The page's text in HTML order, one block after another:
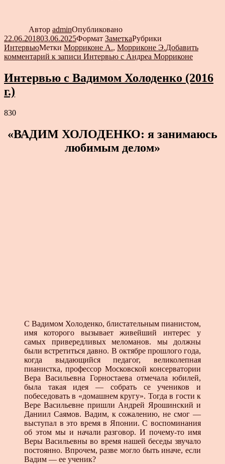
Автор adminОпубликовано
22.06.201803.06.2025Формат ЗаметкаРубрики
ИнтервьюМетки Морриконе А., Морриконе Э.Добавить
комментарий к записи Интервью с Андреа Морриконе
Интервью с Вадимом Холоденко (2016
г.)
830
«ВАДИМ ХОЛОДЕНКО: я занимаюсь
любимым делом»
С Вадимом Холоденко, блистательным пианистом,
имя которого вызывает живейший интерес у
самых привередливых меломанов. мы должны
были встретиться давно. В октябре прошлого года,
когда выдающийся педагог, великолепная
пианистка, профессор Московской консерватории
Вера Васильевна Горностаева отмечала юбилей,
была такая идея — собрать се учеников и
побеседовать в «домашнем кругу». Тогда в гости к
Вере Васильевне пришли Андрей Ярошинский и
Даниил Саямов. Вадим, к сожалению, не смог —
выступал в это время в Японии. С воспоминания
об этом мы и начали разговор. И почему-то имя
Веры Васильевны во время нашей беседы звучало
постоянно. Впрочем, разве могло быть иначе, если
Вадим — ее ученик?